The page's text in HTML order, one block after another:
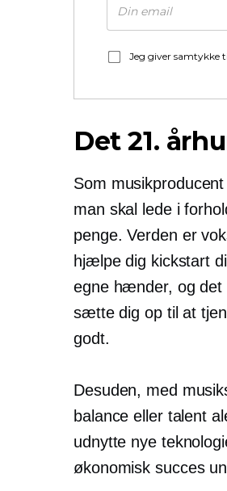
Jeg giver samtykke
Det 21.
Som
man skal lede i
penge. Verden er
hjælpe dig kickstart
egne hænder, og det
sætte dig op til at
godt.
Desuden, med
balance eller talent
udnytte nye
økonomisk succes